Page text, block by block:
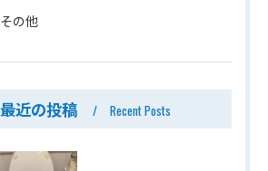
その他
最近の投稿 Recent Posts